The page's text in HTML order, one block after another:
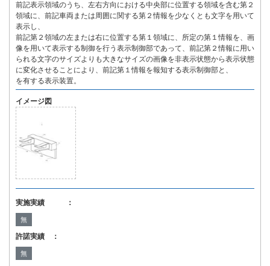
前記表示領域のうち、左右方向における中央部に位置する領域を含む第２
領域に、前記車両または周囲に関する第２情報を少なくとも文字を用いて
表示し、
前記第２領域の左または右に位置する第１領域に、所定の第１情報を、画
像を用いて表示する制御を行う表示制御部であって、前記第２情報に用い
られる文字のサイズよりも大きなサイズの画像を非表示状態から表示状態
に変化させることにより、前記第１情報を報知する表示制御部と、
を有する表示装置。
イメージ図
実施実績 ：
無
許諾実績 ：
無